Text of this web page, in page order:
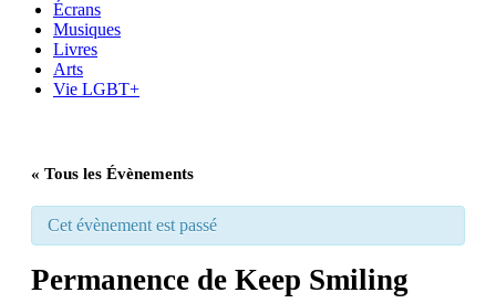
Écrans
Musiques
Livres
Arts
Vie LGBT+
« Tous les Évènements
Cet évènement est passé
Permanence de Keep Smiling